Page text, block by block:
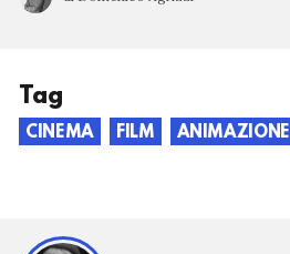
Tag
CINEMA FILM ANIMAZIONE